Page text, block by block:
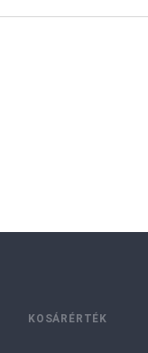
KOSÁRÉRTÉK